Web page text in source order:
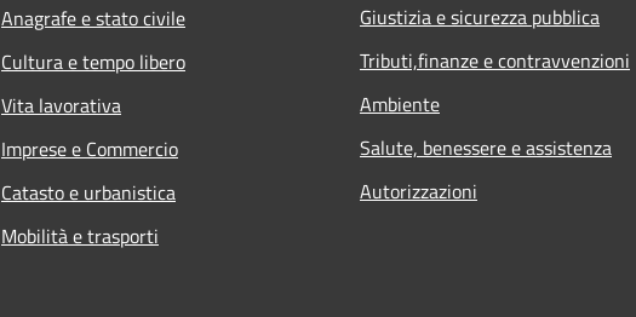
Anagrafe e stato civile
Cultura e tempo libero
Vita lavorativa
Imprese e Commercio
Catasto e urbanistica
Mobilità e trasporti
Giustizia e sicurezza pubblica
Tributi,finanze e contravvenzioni
Ambiente
Salute, benessere e assistenza
Autorizzazioni